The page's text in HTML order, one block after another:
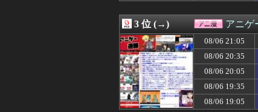
08/06 21:00
【悲報】
08/06 21:00
普通二輪取
08/06 21:00
【シャニマ
08/06 21:00
田中みな実
08/06 21:00
【艦これ】
08/06 21:00
【オリック
08/06 21:00
【仮面ライ
08/06 21:00
UFOキャッ
08/06 21:00
白石「あ、
3 位 (→) アニゲ
08/06 21:05
08/06 20:35
08/06 20:05
08/06 19:35
08/06 19:05